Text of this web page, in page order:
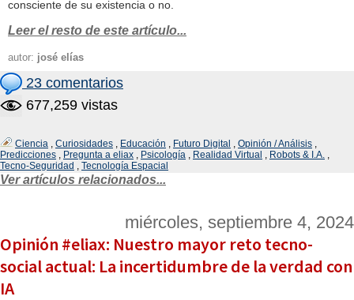
consciente de su existencia o no.
Leer el resto de este artículo...
autor: josé elías
23 comentarios
677,259 vistas
Ciencia , Curiosidades , Educación , Futuro Digital , Opinión / Análisis ,
Predicciones , Pregunta a eliax , Psicología , Realidad Virtual , Robots & I.A. ,
Tecno-Seguridad , Tecnología Espacial
Ver artículos relacionados...
miércoles, septiembre 4, 2024
Opinión #eliax: Nuestro mayor reto tecno-
social actual: La incertidumbre de la verdad con
IA